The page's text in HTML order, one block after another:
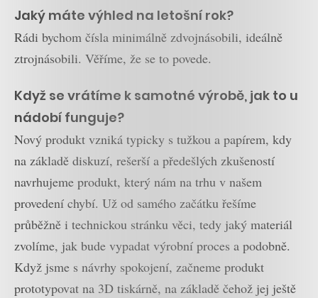
Jaký máte výhled na letošní rok?
Rádi bychom čísla minimálně zdvojnásobili, ideálně
ztrojnásobili. Věříme, že se to povede.
Když se vrátíme k samotné výrobě, jak to u
nádobí funguje?
Nový produkt vzniká typicky s tužkou a papírem, kdy
na základě diskuzí, rešerší a předešlých zkušeností
navrhujeme produkt, který nám na trhu v našem
provedení chybí. Už od samého začátku řešíme
průběžně i technickou stránku věci, tedy jaký materiál
zvolíme, jak bude vypadat výrobní proces a podobně.
Když jsme s návrhy spokojení, začneme produkt
prototypovat na 3D tiskárně, na základě čehož jej ještě